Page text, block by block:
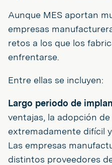
Aunque MES aportan
empresas
retos a los que los
enfrentarse.
Entre ellas se incluyen:
Largo periodo de
ventajas, la adopción
extremadamente difícil
Las empresas
distintos proveedores